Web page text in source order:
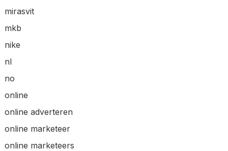
mirasvit
mkb
nike
nl
no
online
online adverteren
online marketeer
online marketeers